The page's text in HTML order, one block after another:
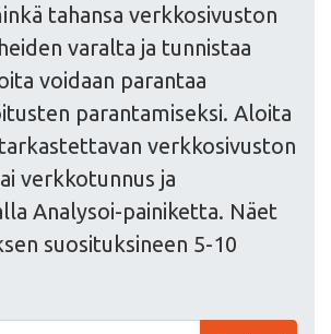
tahansa verkkosivuston
varalta ja tunnistaa
voidaan parantaa
parantamiseksi. Aloita
verkkosivuston
verkkotunnus ja
Analysoi-painiketta. Näet
suosituksineen 5-10